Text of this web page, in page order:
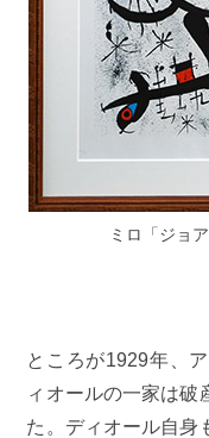
ミロ「ジョ
ところが1929年、
ィオールの一家は破
た。ディオール自身